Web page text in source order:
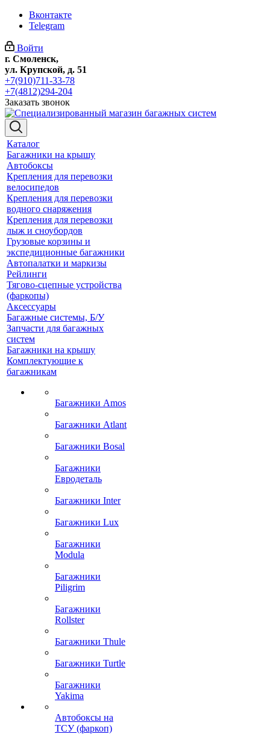
Вконтакте
Telegram
Войти
г. Смоленск,
ул. Крупской, д. 51
+7(910)711-33-78
+7(4812)294-204
Заказать звонок
Каталог
Багажники на крышу
Автобоксы
Крепления для перевозки
велосипедов
Крепления для перевозки
водного снаряжения
Крепления для перевозки
лыж и сноубордов
Грузовые корзины и
экспедиционные багажники
Автопалатки и маркизы
Рейлинги
Тягово-сцепные устройства
(фаркопы)
Аксессуары
Багажные системы, Б/У
Запчасти для багажных
систем
Багажники на крышу
Комплектующие к
багажникам
Багажники Amos
Багажники Atlant
Багажники Bosal
Багажники
Евродеталь
Багажники Inter
Багажники Lux
Багажники
Modula
Багажники
Piligrim
Багажники
Rollster
Багажники Thule
Багажники Turtle
Багажники
Yakima
Автобоксы на
ТСУ (фаркоп)